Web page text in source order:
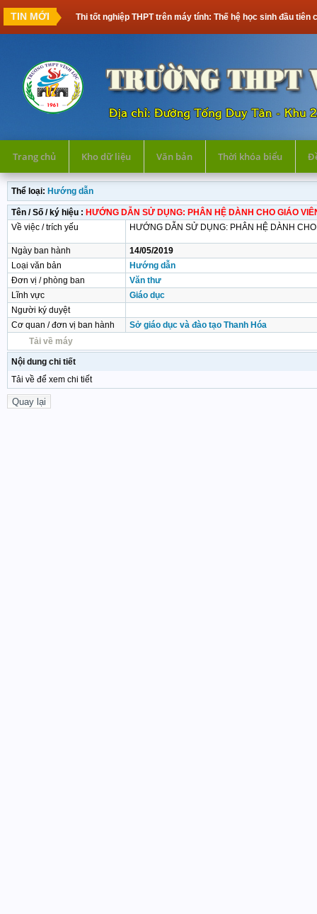
TIN MỚI Thi tốt nghiệp THPT trên máy tính: Thế hệ học sinh đầu tiên cần
Trang chủ Kho dữ liệu Văn bản Thời khóa biểu
Thể loại: Hướng dẫn
Tên / Số / ký hiệu : HƯỚNG DẪN SỬ DỤNG: PHÂN HỆ DÀNH CHO GIÁO
Về việc / trích yếu
HƯỚNG DẪN SỬ DỤNG: PHÂN HỆ DÀNH
Ngày ban hành
14/05/2019
Loại văn bản
Hướng dẫn
Đơn vị / phòng ban
Văn thư
Lĩnh vực
Giáo dục
Người ký duyệt
Cơ quan / đơn vị ban hành
Sở giáo dục và đào tạo Thanh Hóa
Tải về máy
Nội dung chi tiết
Tải về để xem chi tiết